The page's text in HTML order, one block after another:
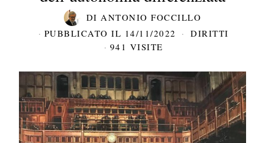
DIANTONIO FOCCILLO
PUBBLICATO IL 14/11/2022
DIRITTI
941 VISITE